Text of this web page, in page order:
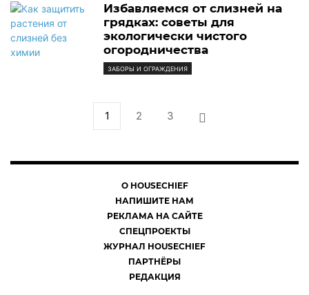
Избавляемся от слизней на
грядках: советы для
экологически чистого
огородничества
ЗАБОРЫ И ОГРАЖДЕНИЯ
1 2 3
О HOUSECHIEF
НАПИШИТЕ НАМ
РЕКЛАМА НА САЙТЕ
СПЕЦПРОЕКТЫ
ЖУРНАЛ HOUSECHIEF
ПАРТНЁРЫ
РЕДАКЦИЯ